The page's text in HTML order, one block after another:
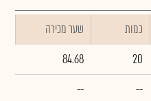
כמות
שער מכירה
20
84.68
--
--